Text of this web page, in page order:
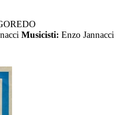
Musicisti: Enzo Jannacci